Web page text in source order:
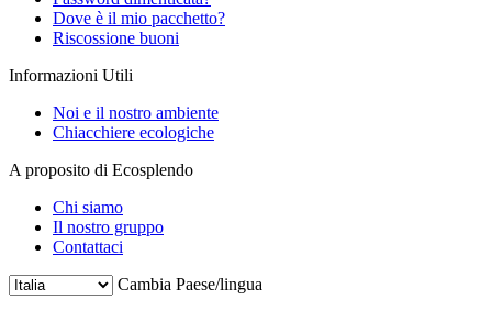
Dove è il mio pacchetto?
Riscossione buoni
Informazioni Utili
Noi e il nostro ambiente
Chiacchiere ecologiche
A proposito di Ecosplendo
Chi siamo
Il nostro gruppo
Contattaci
Cambia Paese/lingua